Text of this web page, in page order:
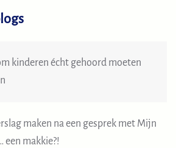
kinderen écht gehoord moeten
maken na een gesprek met Mijn
een makkie?!